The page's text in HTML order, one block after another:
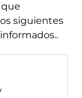
siguientes